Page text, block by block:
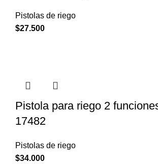
Pistolas de riego
$27.500
Pistola para riego 2
17482
Pistolas de riego
$34.000